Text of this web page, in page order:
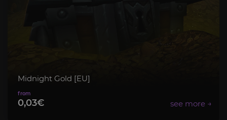
Midnight Gold [EU]
0,03€